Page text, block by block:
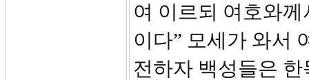
여 이르되 여호와
이다” 모세가 와서
전하자 백성들은